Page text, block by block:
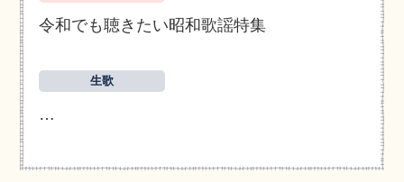
令和でも聴きたい昭和歌謡特集
生歌
…